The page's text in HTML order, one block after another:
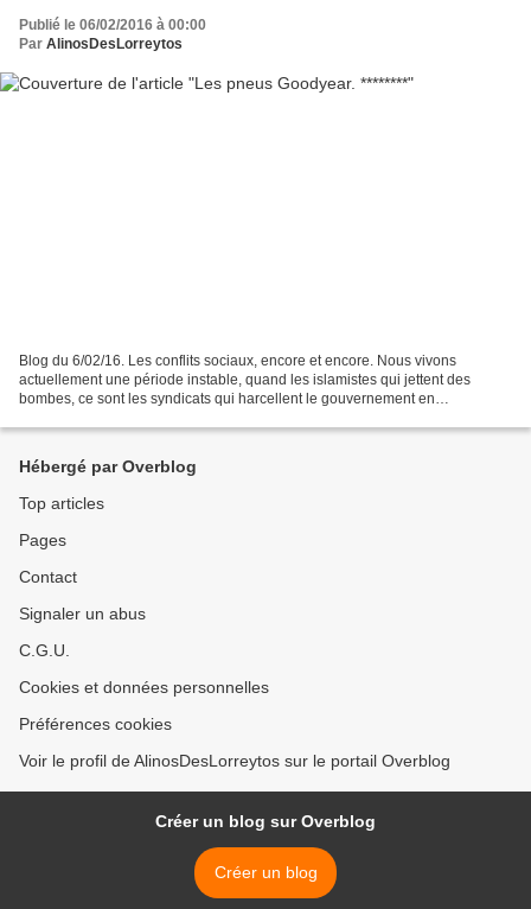
Publié le 06/02/2016 à 00:00
Par AlinosDesLorreytos
Blog du 6/02/16. Les conflits sociaux, encore et encore. Nous vivons
actuellement une période instable, quand les islamistes qui jettent des
bombes, ce sont les syndicats qui harcellent le gouvernement en
Hébergé par Overblog
Top articles
Pages
Contact
Signaler un abus
C.G.U.
Cookies et données personnelles
Préférences cookies
Voir le profil de AlinosDesLorreytos sur le portail Overblog
Créer un blog sur Overblog
Créer un blog